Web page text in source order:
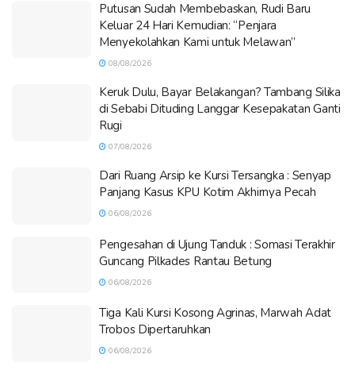
Putusan Sudah Membebaskan, Rudi Baru
Keluar 24 Hari Kemudian: “Penjara
Menyekolahkan Kami untuk Melawan”
08/08/2026
Keruk Dulu, Bayar Belakangan? Tambang Silika
di Sebabi Dituding Langgar Kesepakatan Ganti
Rugi
07/08/2026
Dari Ruang Arsip ke Kursi Tersangka : Senyap
Panjang Kasus KPU Kotim Akhirnya Pecah
06/08/2026
Pengesahan di Ujung Tanduk : Somasi Terakhir
Guncang Pilkades Rantau Betung
06/08/2026
Tiga Kali Kursi Kosong Agrinas, Marwah Adat
Trobos Dipertaruhkan
06/08/2026